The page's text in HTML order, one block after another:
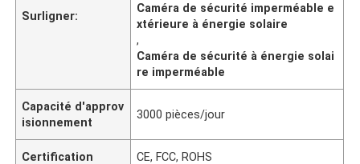
Surligner:
Caméra de sécurité imperméable e
xtérieure à énergie solaire
,
Caméra de sécurité à énergie solai
re imperméable
Capacité d'approv
isionnement
3000 pièces/jour
Certification CE, FCC, ROHS